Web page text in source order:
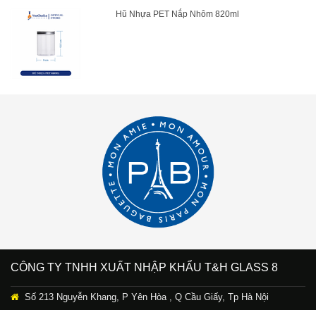
Hũ Nhựa PET Nắp Nhôm 820ml
CÔNG TY TNHH XUẤT NHẬP KHẨU T&H GLASS 8
Số 213 Nguyễn Khang, P Yên Hòa , Q Cầu Giấy, Tp Hà Nội